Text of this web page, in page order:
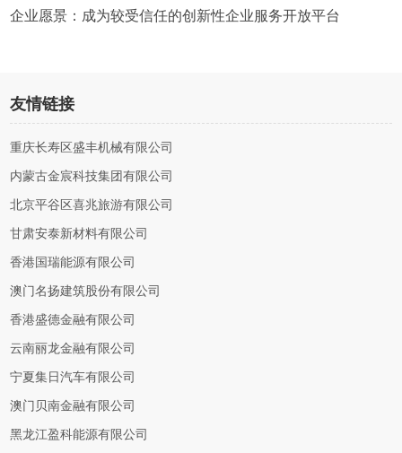
企业愿景：成为较受信任的创新性企业服务开放平台
友情链接
重庆长寿区盛丰机械有限公司
内蒙古金宸科技集团有限公司
北京平谷区喜兆旅游有限公司
甘肃安泰新材料有限公司
香港国瑞能源有限公司
澳门名扬建筑股份有限公司
香港盛德金融有限公司
云南丽龙金融有限公司
宁夏集日汽车有限公司
澳门贝南金融有限公司
黑龙江盈科能源有限公司